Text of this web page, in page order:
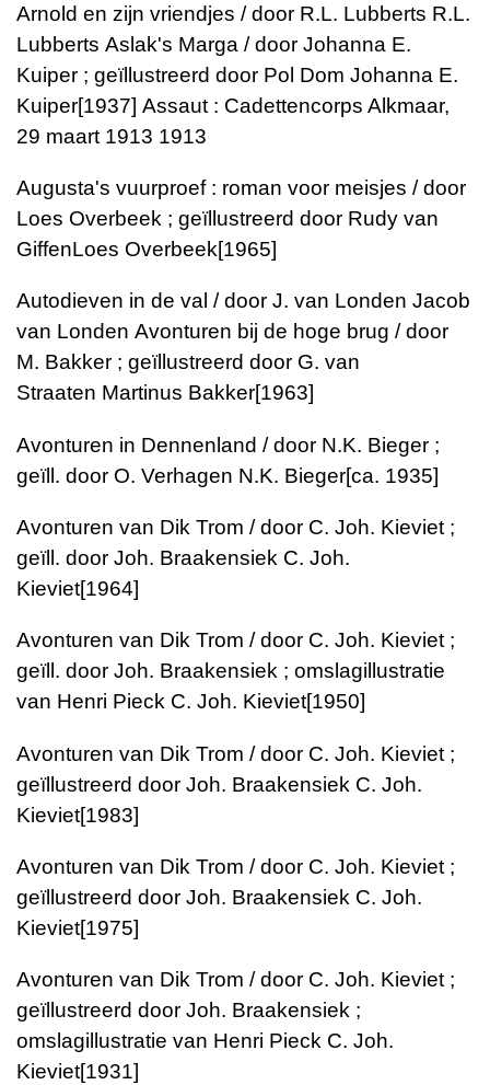
Arnold en zijn vriendjes / door R.L. Lubberts R.L.
Lubberts Aslak's Marga / door Johanna E.
Kuiper ; geïllustreerd door Pol Dom Johanna E.
Kuiper[1937] Assaut : Cadettencorps Alkmaar,
29 maart 1913 1913
Augusta's vuurproef : roman voor meisjes / door
Loes Overbeek ; geïllustreerd door Rudy van
GiffenLoes Overbeek[1965]
Autodieven in de val / door J. van Londen Jacob
van Londen Avonturen bij de hoge brug / door
M. Bakker ; geïllustreerd door G. van
Straaten Martinus Bakker[1963]
Avonturen in Dennenland / door N.K. Bieger ;
geïll. door O. Verhagen N.K. Bieger[ca. 1935]
Avonturen van Dik Trom / door C. Joh. Kieviet ;
geïll. door Joh. Braakensiek C. Joh.
Kieviet[1964]
Avonturen van Dik Trom / door C. Joh. Kieviet ;
geïll. door Joh. Braakensiek ; omslagillustratie
van Henri Pieck C. Joh. Kieviet[1950]
Avonturen van Dik Trom / door C. Joh. Kieviet ;
geïllustreerd door Joh. Braakensiek C. Joh.
Kieviet[1983]
Avonturen van Dik Trom / door C. Joh. Kieviet ;
geïllustreerd door Joh. Braakensiek C. Joh.
Kieviet[1975]
Avonturen van Dik Trom / door C. Joh. Kieviet ;
geïllustreerd door Joh. Braakensiek ;
omslagillustratie van Henri Pieck C. Joh.
Kieviet[1931]